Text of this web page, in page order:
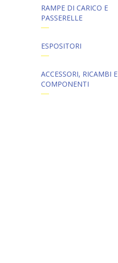
RAMPE DI CARICO E
PASSERELLE
ESPOSITORI
ACCESSORI, RICAMBI E
COMPONENTI